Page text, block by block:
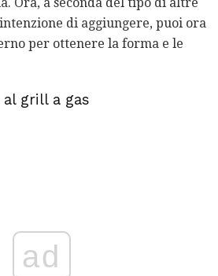
di aggiungere, puoi ora
per ottenere la forma e le
grill a gas
ad